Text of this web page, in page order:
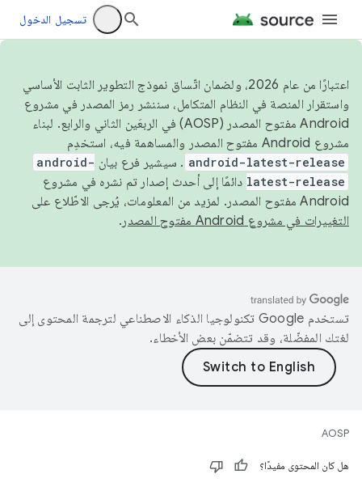
تسجيل الدخول
اعتبارًا من عام 2026، ولضمان اتّساق نموذج التطوير الثابت الأساسي
واستقرار المنصة في النظام المتكامل، سننشر رمز المصدر في مشروع
Android مفتوح المصدر (AOSP) في الربعَين الثاني والرابع. لبناء
مشروع Android مفتوح المصدر والمساهمة فيه، استخدِم
android-latest-release . سيشير فرع بيان android-
latest-release دائمًا إلى أحدث إصدار تم نشره في مشروع
Android مفتوح المصدر. لمزيد من المعلومات، يُرجى الاطّلاع على
التغييرات في مشروع Android مفتوح المصدر
.
تستخدم Google تكنولوجيا الذكاء الاصطناعي لترجمة المحتوى إلى
لغتك المفضّلة، وقد تتضمّن بعض الأخطاء.
AOSP
هل كان المحتوى مفيدًا؟